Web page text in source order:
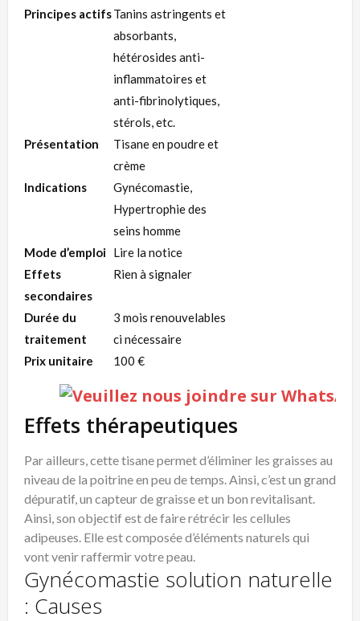
Principes actifsTanins astringents et
absorbants,
hétérosides anti-
inflammatoires et
anti-fibrinolytiques,
stérols, etc.
Présentation
Tisane en poudre et
crème
Indications
Gynécomastie,
Hypertrophie des
seins homme
Mode d’emploi Lire la notice
Effets
secondaires
Rien à signaler
Durée du
traitement
3 mois renouvelables
ci nécessaire
Prix unitaire
100 €
Effets thérapeutiques
Par ailleurs, cette tisane permet d’éliminer les graisses au
niveau de la poitrine en peu de temps. Ainsi, c’est un grand
dépuratif, un capteur de graisse et un bon revitalisant.
Ainsi, son objectif est de faire rétrécir les cellules
adipeuses. Elle est composée d’éléments naturels qui
vont venir raffermir votre peau.
Gynécomastie solution naturelle
: Causes